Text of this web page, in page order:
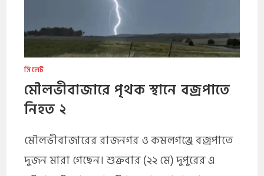
সিলেট
​মৌলভীবাজারে পৃথক স্থানে বজ্রপাতে
নিহত ২
মৌলভীবাজারের রাজনগর ও কমলগঞ্জে বজ্রপাতে
দুজন মারা গেছেন। শুক্রবার (২২ মে) দুপুরের এ